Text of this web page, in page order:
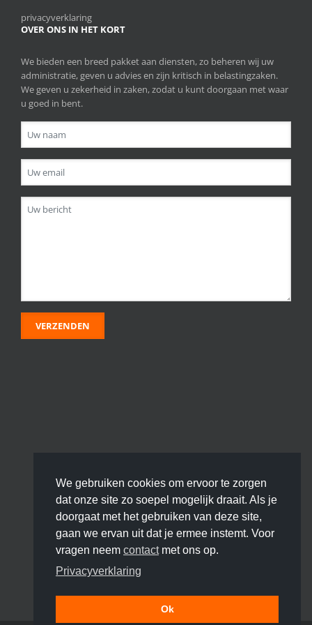
privacyverklaring
OVER ONS IN HET KORT
We bieden een breed pakket aan diensten, zo beheren wij uw
administratie, geven u advies en zijn kritisch in belastingzaken.
We geven u zekerheid in zaken, zodat u kunt doorgaan met waar
u goed in bent.
We gebruiken cookies om ervoor te zorgen
dat onze site zo soepel mogelijk draait. Als je
doorgaat met het gebruiken van deze site,
gaan we ervan uit dat je ermee instemt. Voor
vragen neem contactmet ons op.
Privacyverklaring
Ok